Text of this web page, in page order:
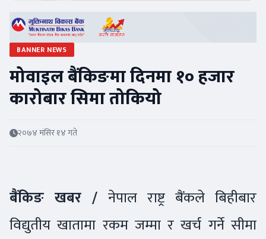
BANNER NEWS
मोवाइल बैंकिङमा दिनमा १० हजार
कारोबार सिमा तोकियो
२०७४ मंसिर १४ गते
बैंकिङ खबर / नेपाल राष्ट्र बैंकले बिहीबार
विद्युतीय खातामा रकम जम्मा र खर्च गर्ने सीमा